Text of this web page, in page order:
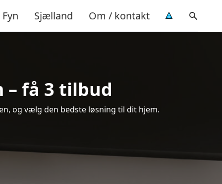
Fyn Sjælland Om / kontakt
– få 3 tilbud
og vælg den bedste løsning til dit hjem.